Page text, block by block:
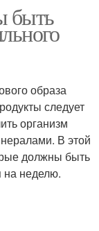
быть
образа
следует
организм
В этой
должны быть
на неделю.